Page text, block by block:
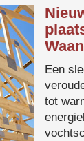
Een
tot